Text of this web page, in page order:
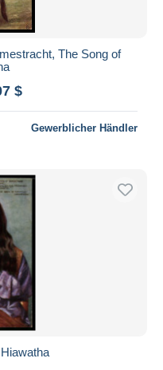
The Song of
$
Gewerblicher Händler